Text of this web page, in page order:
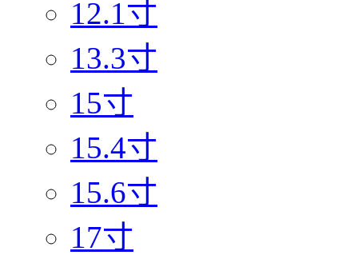
12.1寸
13.3寸
15寸
15.4寸
15.6寸
17寸